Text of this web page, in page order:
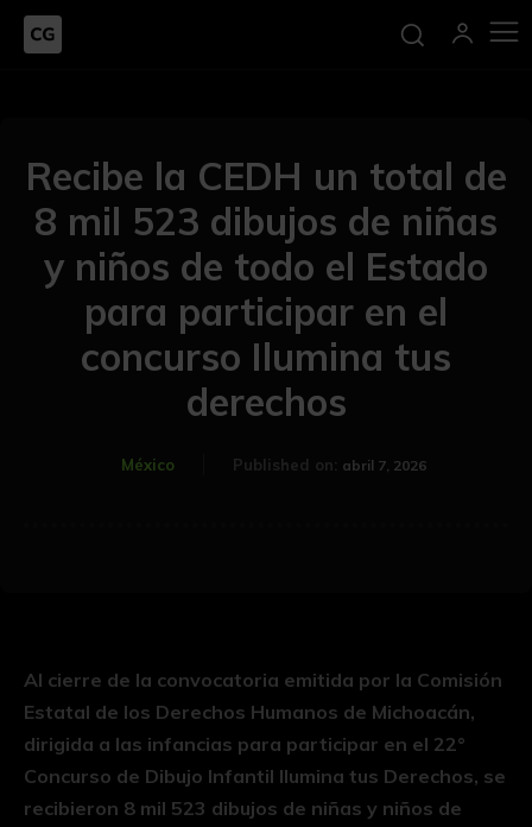
Recibe la CEDH un total de
8 mil 523 dibujos de niñas
y niños de todo el Estado
para participar en el
concurso Ilumina tus
derechos
México Published on: abril 7, 2026
Al cierre de la convocatoria emitida por la Comisión
Estatal de los Derechos Humanos de Michoacán,
dirigida a las infancias para participar en el 22°
Concurso de Dibujo Infantil Ilumina tus Derechos, se
recibieron 8 mil 523 dibujos de niñas y niños de